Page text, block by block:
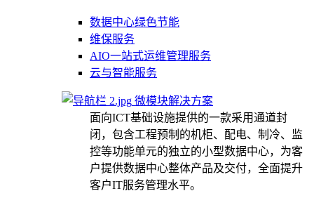
数据中心绿色节能
维保服务
AIO一站式运维管理服务
云与智能服务
微模块解决方案
面向ICT基础设施提供的一款采用通道封
闭，包含工程预制的机柜、配电、制冷、监
控等功能单元的独立的小型数据中心，为客
户提供数据中心整体产品及交付，全面提升
客户IT服务管理水平。